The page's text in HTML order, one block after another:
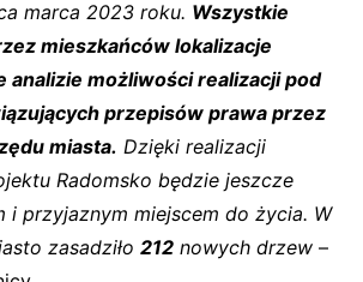
marca 2023 roku. Wszystkie
mieszkańców lokalizacje
analizie możliwości realizacji pod
przepisów prawa przez
miasta. Dzięki realizacji
Radomsko będzie jeszcze
i przyjaznym miejscem do życia. W
zasadziło 212 nowych drzew –